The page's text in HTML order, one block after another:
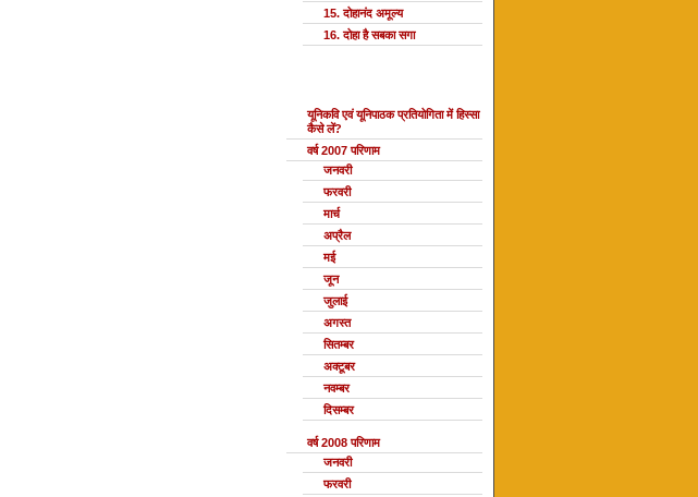
15. दोहानंद अमूल्य
16. दोहा है सबका सगा
यूनिकवि एवं यूनिपाठक प्रतियोगिता में हिस्सा
कैसे लें?
वर्ष 2007 परिणाम
जनवरी
फरवरी
मार्च
अप्रैल
मई
जून
जुलाई
अगस्त
सितम्बर
अक्टूबर
नवम्बर
दिसम्बर
वर्ष 2008 परिणाम
जनवरी
फरवरी